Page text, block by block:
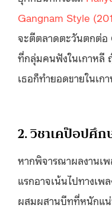
Gangnam Style
จะตีตลาดตะวันตกต่อ
ที่กลุ่มคนฟังในเกาหลี
เธอก็ทำยอดขายในเ
2. วิชาเคป๊อปศึก
หากพิจารณาผลงานเ
แรกอาจเน้นไปทางเพ
ผสมผสานบีทที่หนักแน่